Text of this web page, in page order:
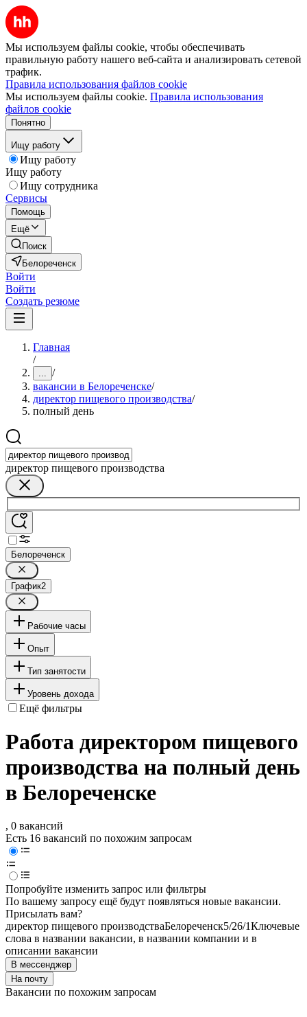
Мы используем файлы cookie, чтобы обеспечивать
правильную работу нашего веб-сайта и анализировать сетевой
трафик.
Правила использования файлов cookie
Мы используем файлы cookie. Правила использования
файлов cookie
Понятно
Ищу работу
Ищу работу
Ищу работу
Ищу сотрудника
Сервисы
Помощь
Ещё
Поиск
Белореченск
Войти
Войти
Создать резюме
Главная
/
... /
вакансии в Белореченске/
директор пищевого производства/
полный день
директор пищевого производства
Белореченск
График2
Рабочие часы
Опыт
Тип занятости
Уровень дохода
Ещё фильтры
Работа директором пищевого
производства на полный день
в Белореченске
, 0 вакансий
Есть 16 вакансий по похожим запросам
Попробуйте изменить запрос или фильтры
По вашему запросу ещё будут появляться новые вакансии.
Присылать вам?
директор пищевого производстваБелореченск5/26/1Ключевые
слова в названии вакансии, в названии компании и в
описании вакансии
В мессенджер
На почту
Вакансии по похожим запросам